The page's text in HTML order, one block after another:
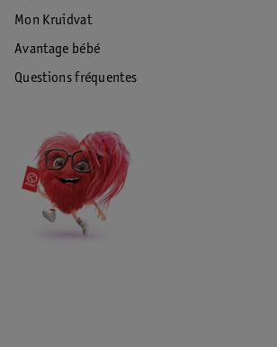
Mon Kruidvat
Avantage bébé
Questions fréquentes